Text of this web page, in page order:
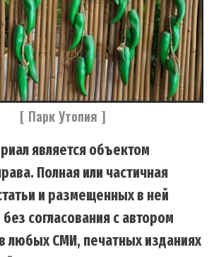
[ Парк Утопия ]
является объектом
Полная или частичная
и размещенных в ней
согласования с автором
любых СМИ, печатных изданиях